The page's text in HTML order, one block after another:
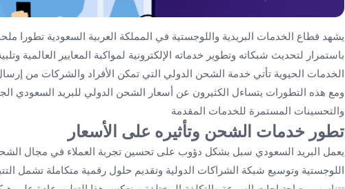
يشهد قطاع الخدمات البريدية واللوجستية في المملكة العربية السعودية تطورا
باستمرار لتحديث شبكاته وتطوير خدماته الإلكترونية لمواكبة المعايير العالمية
الخدمات الحيوية تأتي خدمة الشحن الدولي التي تمكن الأفراد والشركات من
ومع هذه التطورات يتساءل الكثيرون عن أسعار الشحن الدولي للبريد السعودي
والتحسينات المستمرة للخدمات المقدمة
تطور خدمات الشحن وتأثيره على الأسعار
يعمل البريد السعودي سبل بشكل دؤوب على تحسين تجربة العملاء في مجال الشحن
اللوجستية وتوسيع شبكة الشراكات الدولية وتقديم حلول رقمية متكاملة تشمل